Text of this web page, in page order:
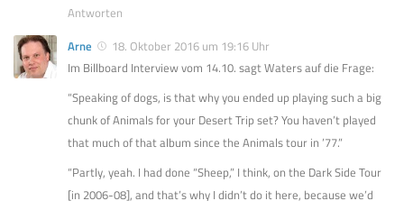
Antworten
Arne
18. Oktober 2016 um 19:16 Uhr
Im Billboard Interview vom 14.10. sagt Waters auf die Frage:
“Speaking of dogs, is that why you ended up playing such a big
chunk of Animals for your Desert Trip set? You haven’t played
that much of that album since the Animals tour in ’77.”
“Partly, yeah. I had done “Sheep,” I think, on the Dark Side Tour
[in 2006-08], and that’s why I didn’t do it here, because we’d